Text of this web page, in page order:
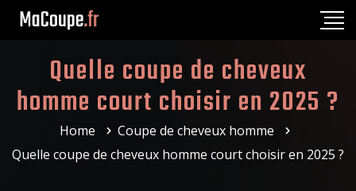
Quelle coupe de cheveux
homme court choisir en 2025 ?
Home
Coupe de cheveux homme
Quelle coupe de cheveux homme court choisir en 2025 ?